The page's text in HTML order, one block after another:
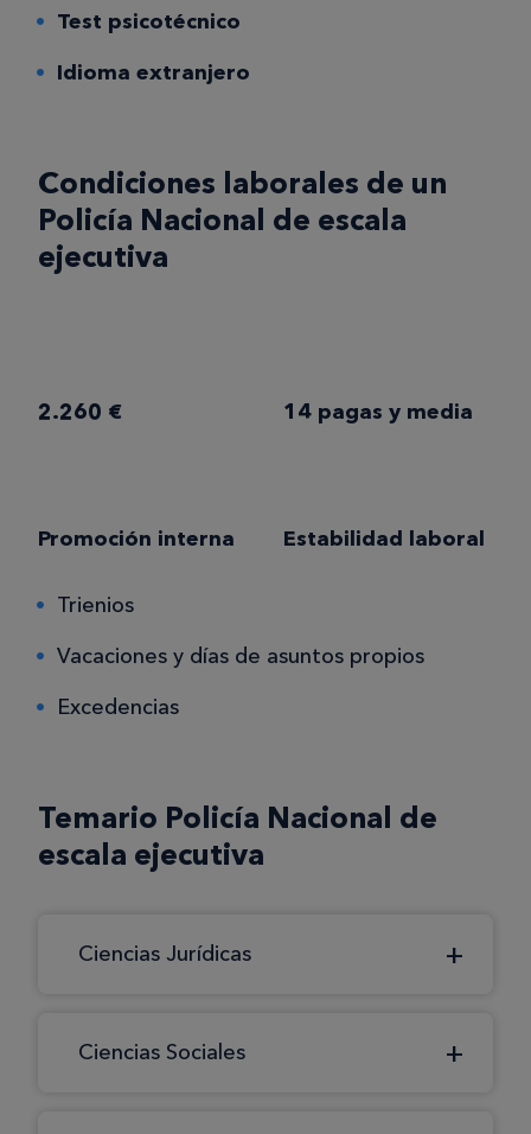
Test psicotécnico
Idioma extranjero
Condiciones laborales de un
Policía Nacional de escala
ejecutiva
2.260 € 14 pagas y media
Promoción interna Estabilidad laboral
Trienios
Vacaciones y días de asuntos propios
Excedencias
Temario Policía Nacional de
escala ejecutiva
Ciencias Jurídicas
Ciencias Sociales